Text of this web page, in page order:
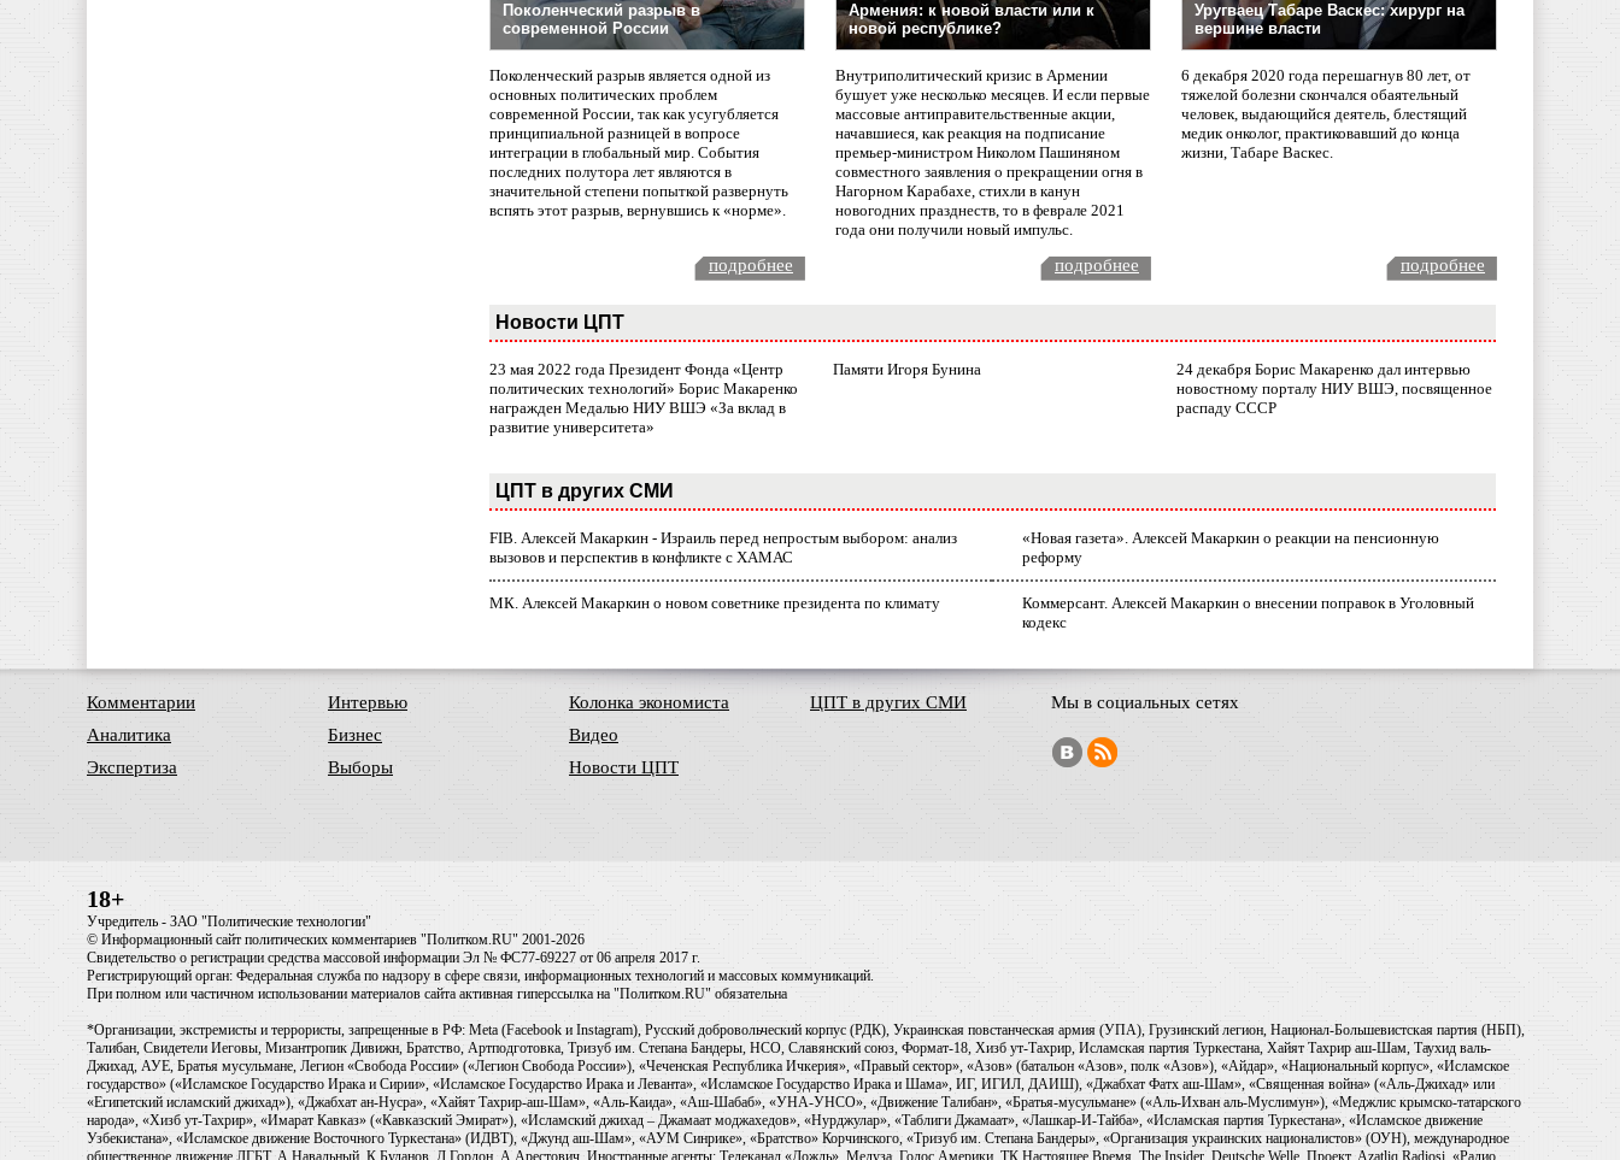
Поколенческий разрыв в
современной России
Поколенческий разрыв является одной из
основных политических проблем
современной России, так как усугубляется
принципиальной разницей в вопросе
интеграции в глобальный мир. События
последних полутора лет являются в
значительной степени попыткой развернуть
вспять этот разрыв, вернувшись к «норме».
Армения: к новой власти или к
новой республике?
Внутриполитический кризис в Армении
бушует уже несколько месяцев. И если первые
массовые антиправительственные акции,
начавшиеся, как реакция на подписание
премьер-министром Николом Пашиняном
совместного заявления о прекращении огня в
Нагорном Карабахе, стихли в канун
новогодних празднеств, то в феврале 2021
года они получили новый импульс.
Уругваец Табаре Васкес: хирург на
вершине власти
6 декабря 2020 года перешагнув 80 лет, от
тяжелой болезни скончался обаятельный
человек, выдающийся деятель, блестящий
медик онколог, практиковавший до конца
жизни, Табаре Васкес.
подробнее подробнее подробнее
Новости ЦПТ
23 мая 2022 года Президент Фонда «Центр
политических технологий» Борис Макаренко
награжден Медалью НИУ ВШЭ «За вклад в
развитие университета»
Памяти Игоря Бунина
24 декабря Борис Макаренко дал интервью
новостному порталу НИУ ВШЭ, посвященное
распаду СССР
ЦПТ в других СМИ
FIB. Алексей Макаркин - Израиль перед непростым выбором: анализ
вызовов и перспектив в конфликте с ХАМАС
«Новая газета». Алексей Макаркин о реакции на пенсионную
реформу
МК. Алексей Макаркин о новом советнике президента по климату
Коммерсант. Алексей Макаркин о внесении поправок в Уголовный
кодекс
Комментарии
Аналитика
Экспертиза
Интервью
Бизнес
Выборы
Колонка экономиста
Видео
Новости ЦПТ
ЦПТ в других СМИ Мы в социальных сетях
18+
Учредитель - ЗАО "Политические технологии"
© Информационный сайт политических комментариев "Политком.RU" 2001-2026
Свидетельство о регистрации средства массовой информации Эл № ФС77-69227 от 06 апреля 2017 г.
Регистрирующий орган: Федеральная служба по надзору в сфере связи, информационных технологий и массовых коммуникаций.
При полном или частичном использовании материалов сайта активная гиперссылка на "Политком.RU" обязательна
*Организации, экстремисты и террористы, запрещенные в РФ: Meta (Facebook и Instagram), Русский добровольческий корпус (РДК), Украинская повстанческая армия (УПА), Грузинский легион, Национал-Большевистская партия (НБП),
Талибан, Свидетели Иеговы, Мизантропик Дивижн, Братство, Артподготовка, Тризуб им. Степана Бандеры, НСО, Славянский союз, Формат-18, Хизб ут-Тахрир, Исламская партия Туркестана, Хайят Тахрир аш-Шам, Таухид валь-
Джихад, АУЕ, Братья мусульмане, Легион «Свобода России» («Легион Свобода России»), «Чеченская Республика Ичкерия», «Правый сектор», «Азов» (батальон «Азов», полк «Азов»), «Айдар», «Национальный корпус», «Исламское
государство» («Исламское Государство Ирака и Сирии», «Исламское Государство Ирака и Леванта», «Исламское Государство Ирака и Шама», ИГ, ИГИЛ, ДАИШ), «Джабхат Фатх аш-Шам», «Священная война» («Аль-Джихад» или
«Египетский исламский джихад»), «Джабхат ан-Нусра», «Хайят Тахрир-аш-Шам», «Аль-Каида», «Аш-Шабаб», «УНА-УНСО», «Движение Талибан», «Братья-мусульмане» («Аль-Ихван аль-Муслимун»), «Меджлис крымско-татарского
народа», «Хизб ут-Тахрир», «Имарат Кавказ» («Кавказский Эмират»), «Исламский джихад – Джамаат моджахедов», «Нурджулар», «Таблиги Джамаат», «Лашкар-И-Тайба», «Исламская партия Туркестана», «Исламское движение
Узбекистана», «Исламское движение Восточного Туркестана» (ИДВТ), «Джунд аш-Шам», «АУМ Синрике», «Братство» Корчинского, «Тризуб им. Степана Бандеры», «Организация украинских националистов» (ОУН), международное
общественное движение ЛГБТ, А.Навальный, К.Буданов, Д.Гордон, А.Арестович. Иностранные агенты: Телеканал «Дождь», Медуза, Голос Америки, ТК Настоящее Время, The Insider, Deutsche Welle, Проект, Azatliq Radiosi, «Радио